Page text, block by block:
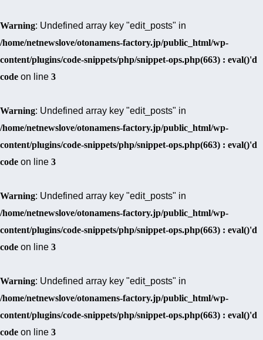
Warning: Undefined array key "edit_posts" in
/home/netnewslove/otonamens-factory.jp/public_html/wp-
content/plugins/code-snippets/php/snippet-ops.php(663) : eval()'d
code on line 3
Warning: Undefined array key "edit_posts" in
/home/netnewslove/otonamens-factory.jp/public_html/wp-
content/plugins/code-snippets/php/snippet-ops.php(663) : eval()'d
code on line 3
Warning: Undefined array key "edit_posts" in
/home/netnewslove/otonamens-factory.jp/public_html/wp-
content/plugins/code-snippets/php/snippet-ops.php(663) : eval()'d
code on line 3
Warning: Undefined array key "edit_posts" in
/home/netnewslove/otonamens-factory.jp/public_html/wp-
content/plugins/code-snippets/php/snippet-ops.php(663) : eval()'d
code on line 3